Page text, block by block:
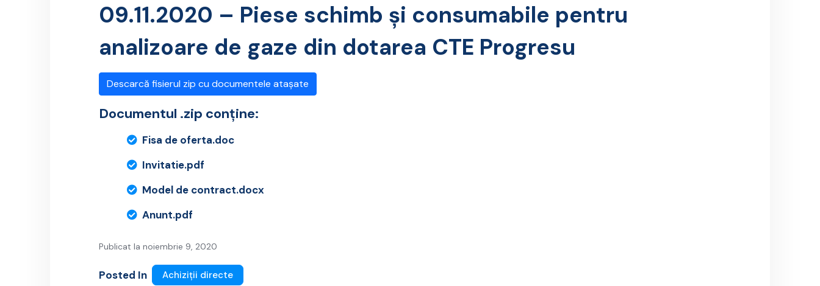
09.11.2020 – Piese schimb și consumabile pentru
analizoare de gaze din dotarea CTE Progresu
Descarcă fisierul zip cu documentele atașate
Documentul .zip conține:
Fisa de oferta.doc
Invitatie.pdf
Model de contract.docx
Anunt.pdf
Publicat la noiembrie 9, 2020
Posted In Achiziții directe